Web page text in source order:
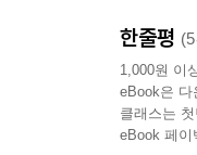
◆ 식단
해산물 섭
제한 식
기능의학
한줄평
1,000원 이
eBook은 다
클래스는
eBook 페이